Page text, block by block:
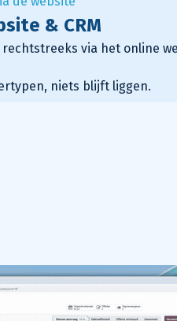
& CRM
rechtstreeks via het online
niets blijft liggen.